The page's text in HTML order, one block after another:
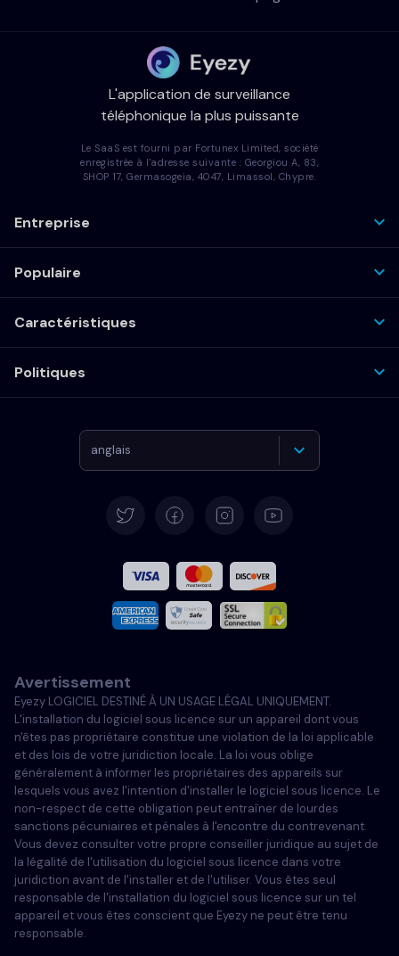
L'application de surveillance
téléphonique la plus puissante
Le SaaS est fourni par Fortunex Limited, société
enregistrée à l'adresse suivante : Georgiou A, 83,
SHOP 17, Germasogeia, 4047, Limassol, Chypre.
Entreprise
Populaire
Caractéristiques
Politiques
anglais
Français
Italiano
Portugais
Türkçe
Polski
Avertissement
Eyezy LOGICIEL DESTINÉ À UN USAGE LÉGAL UNIQUEMENT.
L'installation du logiciel sous licence sur un appareil dont vous
n'êtes pas propriétaire constitue une violation de la loi applicable
et des lois de votre juridiction locale. La loi vous oblige
généralement à informer les propriétaires des appareils sur
lesquels vous avez l'intention d'installer le logiciel sous licence. Le
non-respect de cette obligation peut entraîner de lourdes
sanctions pécuniaires et pénales à l'encontre du contrevenant.
Vous devez consulter votre propre conseiller juridique au sujet de
la légalité de l'utilisation du logiciel sous licence dans votre
juridiction avant de l'installer et de l'utiliser. Vous êtes seul
responsable de l'installation du logiciel sous licence sur un tel
appareil et vous êtes conscient que Eyezy ne peut être tenu
responsable.